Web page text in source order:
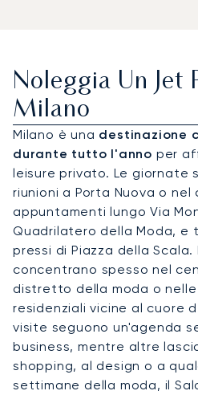
Noleggia Un Jet
Milano
Milano è una destinazione
durante tutto l'anno per
leisure privato. Le giornate
riunioni a Porta Nuova o
appuntamenti lungo Via
Quadrilatero della Moda, e
pressi di Piazza della Scala.
concentrano spesso nel
distretto della moda o
residenziali vicine al cuore
visite seguono un'agenda
business, mentre altre
shopping, al design o a
settimane della moda, il